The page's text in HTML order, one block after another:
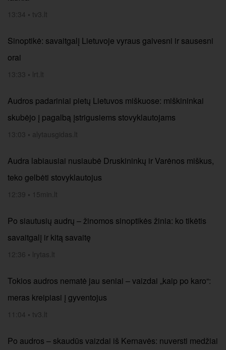
13:34 • tv3.lt
Sinoptikė: savaitgalį Lietuvoje vyraus gaivesni ir sausesni
orai
13:33 • lrt.lt
Audros padariniai pietų Lietuvos miškuose: miškininkai
skubėjo į pagalbą įstrigusiems stovyklautojams
13:03 • alytausgidas.lt
Audra labiausiai nusiaubė Druskininkų ir Varėnos miškus,
teko gelbėti stovyklautojus
12:39 • 15min.lt
Po siautusių audrų – žinomos sinoptikės žinia: ko tikėtis
savaitgalį ir kitą savaitę
12:36 • lrytas.lt
Tokios audros nematė jau seniai – vaizdai „kaip po karo“:
meras kreipiasi į gyventojus
11:04 • tv3.lt
Po audros – skaudūs vaizdai iš Kernavės: nuversti medžiai